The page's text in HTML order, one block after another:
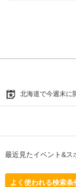
北海道で今週末に
最近見たイベント&ス
よく使われる検索条